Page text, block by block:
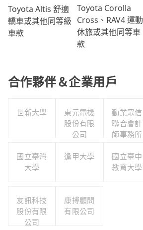
Toyota Altis 舒適
轎車或其他同等級
車款
Toyota Corolla
Cross、RAV4 運動
休旅或其他同等車
款
合作夥伴＆企業用戶
世新大學
東元電機
股份有限
公司
勤業眾信
聯合會計
師事務所
國立臺灣
大學
逢甲大學
國立臺中
教育大學
友訊科技
股份有限
公司
康搏顧問
有限公司